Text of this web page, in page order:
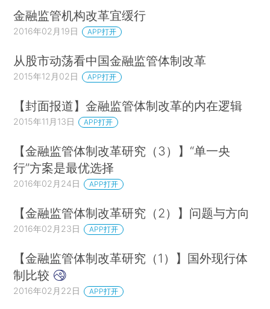
金融监管机构改革宜缓行
2016年02月19日 APP打开
从股市动荡看中国金融监管体制改革
2015年12月02日 APP打开
【封面报道】金融监管体制改革的内在逻辑
2015年11月13日 APP打开
【金融监管体制改革研究（3）】“单一央
行”方案是最优选择
2016年02月24日 APP打开
【金融监管体制改革研究（2）】问题与方向
2016年02月23日 APP打开
【金融监管体制改革研究（1）】国外现行体
制比较
2016年02月22日 APP打开